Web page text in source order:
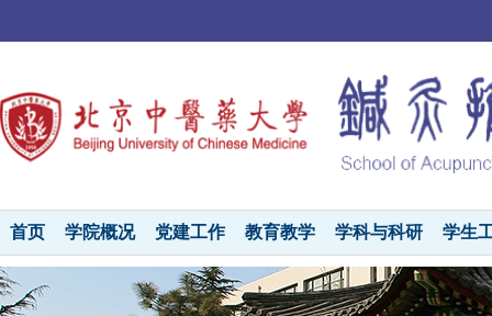
首页 学院概况 党建工作 教育教学 学科与科研 学生